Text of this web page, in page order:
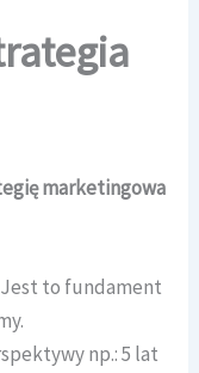
marketingowa
to fundament
np.: 5 lat